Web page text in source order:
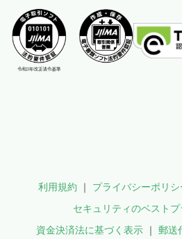
利用規約 プライバシーポリシ
セキュリティのベスト
資金決済法に基づく表示
郵送